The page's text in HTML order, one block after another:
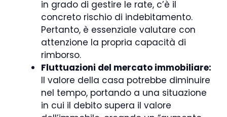
in grado di gestire le rate, c’è il
concreto rischio di indebitamento.
Pertanto, è essenziale valutare con
attenzione la propria capacità di
rimborso.
Fluttuazioni del mercato immobiliare:
Il valore della casa potrebbe diminuire
nel tempo, portando a una situazione
in cui il debito supera il valore